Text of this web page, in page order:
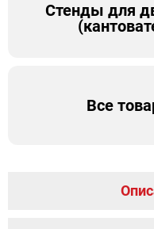
Стенды для
Все